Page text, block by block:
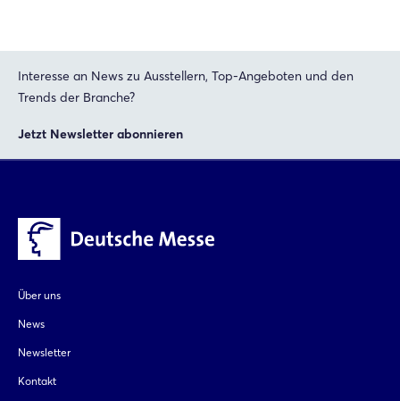
Xing
LinkedIn
Mail
Whatsapp
Interesse an News zu Ausstellern, Top-Angeboten und den
Trends der Branche?
Jetzt Newsletter abonnieren
Über uns
News
Newsletter
Kontakt
Login